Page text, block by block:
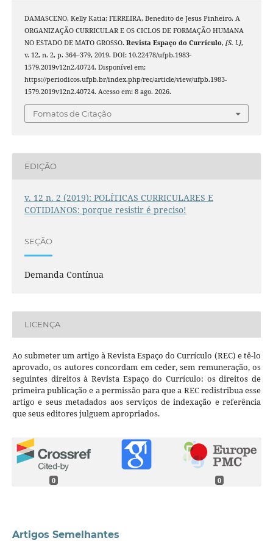
DAMASCENO, Kelly Katia; FERREIRA, Benedito de Jesus Pinheiro. A
ORGANIZAÇÃO CURRICULAR E OS CICLOS DE FORMAÇÃO HUMANA
NO ESTADO DE MATO GROSSO. Revista Espaço do Currículo, [S. l.],
v. 12, n. 2, p. 364–379, 2019. DOI: 10.22478/ufpb.1983-
1579.2019v12n2.40724. Disponível em:
https://periodicos.ufpb.br/index.php/rec/article/view/ufpb.1983-
1579.2019v12n2.40724. Acesso em: 8 ago. 2026.
Fomatos de Citação
EDIÇÃO
v. 12 n. 2 (2019): POLÍTICAS CURRICULARES E
COTIDIANOS: porque resistir é preciso!
SEÇÃO
Demanda Contínua
LICENÇA
Ao submeter um artigo à Revista Espaço do Currículo (REC) e tê-lo
aprovado, os autores concordam em ceder, sem remuneração, os
seguintes direitos à Revista Espaço do Currículo: os direitos de
primeira publicação e a permissão para que a REC redistribua esse
artigo e seus metadados aos serviços de indexação e referência
que seus editores julguem apropriados.
0 0
Artigos Semelhantes